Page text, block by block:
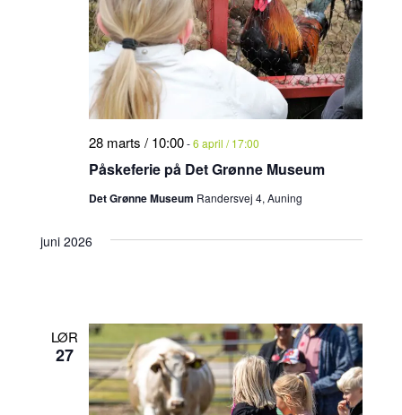
Påskeferie på Det Grønne Museum
28 marts / 10:00-6 april / 17:00
Det Grønne Museum Randersvej 4, Auning
juni 2026
LØR
27